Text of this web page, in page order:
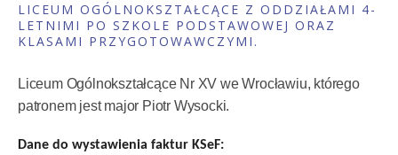
LICEUM OGÓLNOKSZTAŁCĄCE Z ODDZIAŁAMI 4-
LETNIMI PO SZKOLE PODSTAWOWEJ ORAZ
KLASAMI PRZYGOTOWAWCZYMI.
Liceum Ogólnokształcące Nr XV we Wrocławiu, którego
patronem jest major Piotr Wysocki.
Dane do wystawienia faktur KSeF: